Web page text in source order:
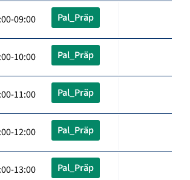
09:00 Pal_Präp
10:00 Pal_Präp
11:00 Pal_Präp
12:00 Pal_Präp
13:00 Pal_Präp